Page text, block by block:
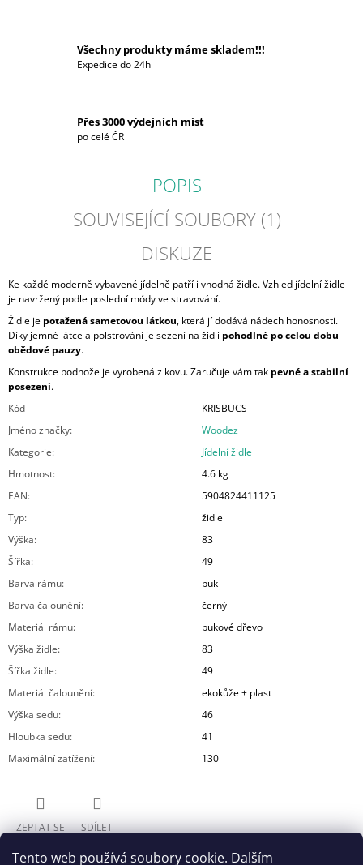
Tento web používá soubory cookie. Dalším
Všechny produkty máme skladem!!!
Expedice do 24h
Přes 3000 výdejních míst
po celé ČR
POPIS
SOUVISEJÍCÍ SOUBORY (1)
DISKUZE
Ke každé moderně vybavené jídelně patří i vhodná židle. Vzhled jídelní židle
je navržený podle poslední módy ve stravování.
Židle je potažená sametovou látkou, která jí dodává nádech honosnosti.
Díky jemné látce a polstrování je sezení na židli pohodlné po celou dobu
obědové pauzy.
Konstrukce podnože je vyrobená z kovu. Zaručuje vám tak pevné a stabilní
posezení.
Kód
KRISBUCS
Jméno značky:
Woodez
Kategorie:
Jídelní židle
Hmotnost:
4.6 kg
EAN:
5904824411125
Typ:
židle
Výška:
83
Šířka:
49
Barva rámu:
buk
Barva čalounění:
černý
Materiál rámu:
bukové dřevo
Výška židle:
83
Šířka židle:
49
Materiál čalounění:
ekokůže + plast
Výška sedu:
46
Hloubka sedu:
41
Maximální zatížení: 130
ZEPTAT SE SDÍLET